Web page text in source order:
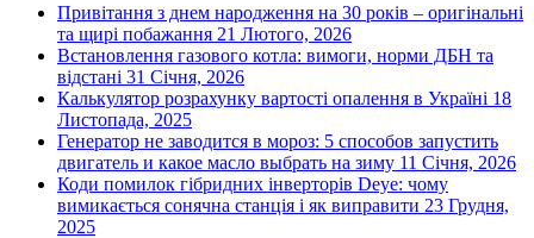
Привітання з днем народження на 30 років – оригінальні
та щирі побажання 21 Лютого, 2026
Встановлення газового котла: вимоги, норми ДБН та
відстані 31 Січня, 2026
Калькулятор розрахунку вартості опалення в Україні 18
Листопада, 2025
Генератор не заводится в мороз: 5 способов запустить
двигатель и какое масло выбрать на зиму 11 Січня, 2026
Коди помилок гібридних інверторів Deye: чому
вимикається сонячна станція і як виправити 23 Грудня,
2025